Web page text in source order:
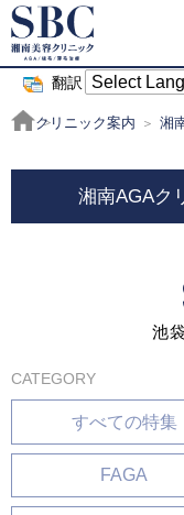
翻訳
クリニック案内 湘
湘南AGAク
池
CATEGORY
すべての特集
FAGA